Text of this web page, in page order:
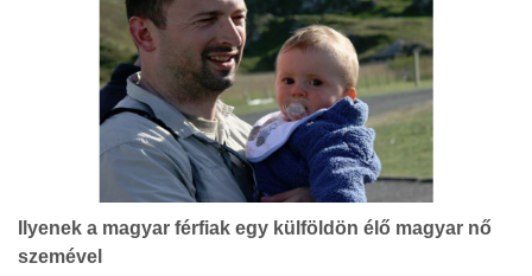
Ilyenek a magyar férfiak egy külföldön élő magyar nő
szemével